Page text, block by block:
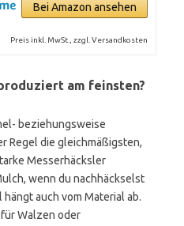
Bei Amazon ansehen
Preis inkl. MwSt., zzgl. Versandkosten
am feinsten?
beziehungsweise
Regel die gleichmäßigsten,
Messerhäcksler
wenn du nachhäckselst
auch vom Material ab.
Walzen oder